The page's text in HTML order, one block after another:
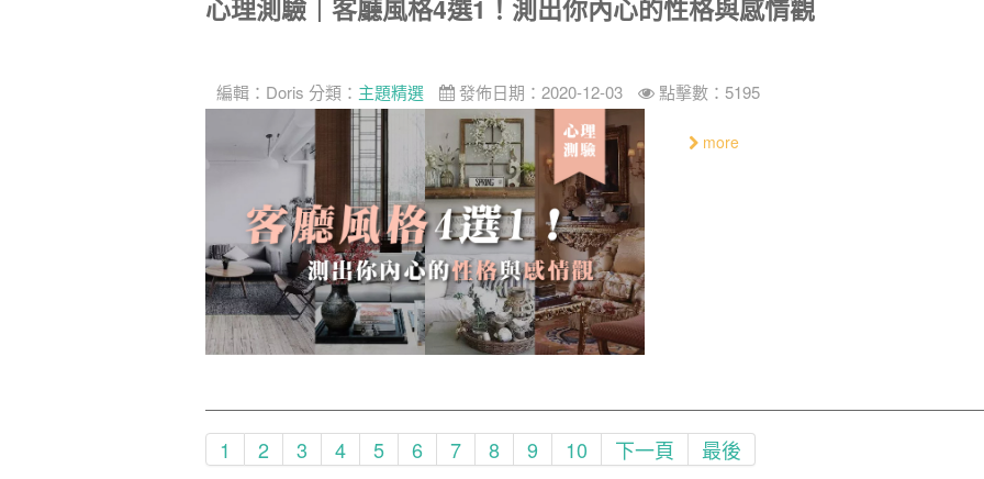
心理測驗｜客廳風格4選1！測出你內心的性格與感情觀
編輯： Doris 分類： 主題精選 發佈日期：2020-12-03 點擊數：5195
more
1 2 3 4 5 6 7 8 9 10 下一頁 最後